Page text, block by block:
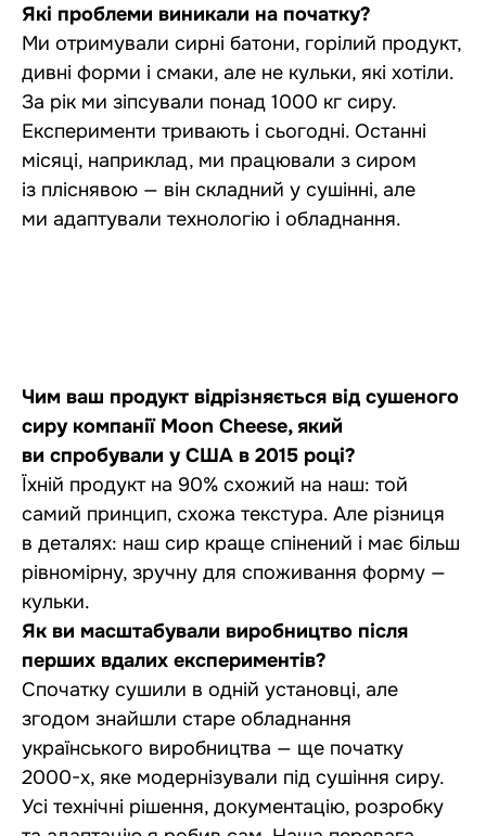
Які проблеми виникали на початку?
Ми отримували сирні батони, горілий продукт,
дивні форми і смаки, але не кульки, які хотіли.
За рік ми зіпсували понад 1000 кг сиру.
Експерименти тривають і сьогодні. Останні
місяці, наприклад, ми працювали з сиром
із пліснявою — він складний у сушінні, але
ми адаптували технологію і обладнання.
Чим ваш продукт відрізняється від сушеного
сиру компанії Moon Cheese, який
ви спробували у США в 2015 році?
Їхній продукт на 90% схожий на наш: той
самий принцип, схожа текстура. Але різниця
в деталях: наш сир краще спінений і має більш
рівномірну, зручну для споживання форму —
кульки.
Як ви масштабували виробництво після
перших вдалих експериментів?
Спочатку сушили в одній установці, але
згодом знайшли старе обладнання
українського виробництва — ще початку
2000-х, яке модернізували під сушіння сиру.
Усі технічні рішення, документацію, розробку